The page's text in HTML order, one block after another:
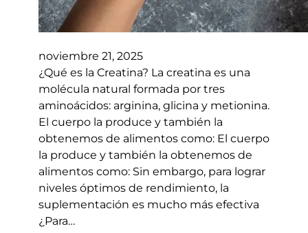
noviembre 21, 2025
¿Qué es la Creatina? La creatina es una
molécula natural formada por tres
aminoácidos: arginina, glicina y metionina.
El cuerpo la produce y también la
obtenemos de alimentos como: El cuerpo
la produce y también la obtenemos de
alimentos como: Sin embargo, para lograr
niveles óptimos de rendimiento, la
suplementación es mucho más efectiva
¿Para…